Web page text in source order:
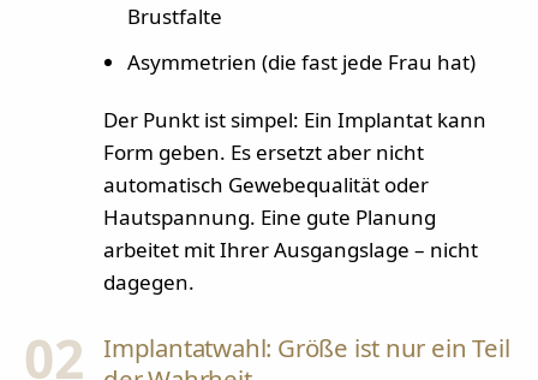
Brustfalte
Asymmetrien (die fast jede Frau hat)
Der Punkt ist simpel: Ein Implantat kann
Form geben. Es ersetzt aber nicht
automatisch Gewebequalität oder
Hautspannung. Eine gute Planung
arbeitet mit Ihrer Ausgangslage – nicht
dagegen.
02
Implantatwahl: Größe ist nur ein Teil